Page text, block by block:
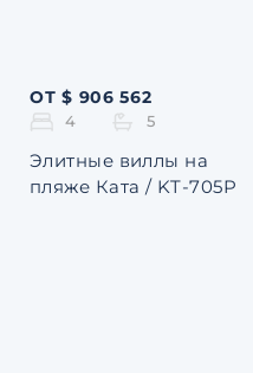
ОТ $ 906 562
4 5
Элитные виллы на
пляже Ката / KT-705P